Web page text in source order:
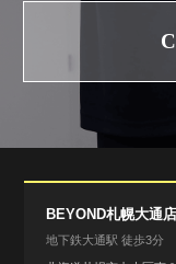
BEYOND札幌大通店
地下鉄大通駅 徒歩3分